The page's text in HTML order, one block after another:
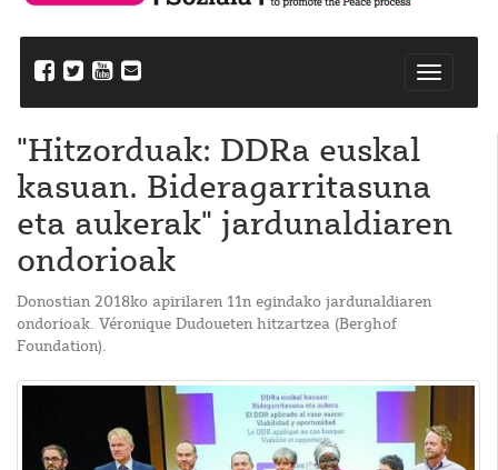
"Hitzorduak: DDRa euskal
kasuan. Bideragarritasuna
eta aukerak" jardunaldiaren
ondorioak
Donostian 2018ko apirilaren 11n egindako jardunaldiaren
ondorioak. Véronique Dudoueten hitzartzea (Berghof
Foundation).